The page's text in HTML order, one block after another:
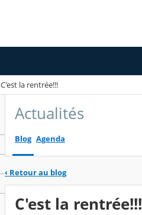
C'est la rentrée!!!
Actualités
Blog Agenda
‹ Retour au blog
C'est la rentrée!!!